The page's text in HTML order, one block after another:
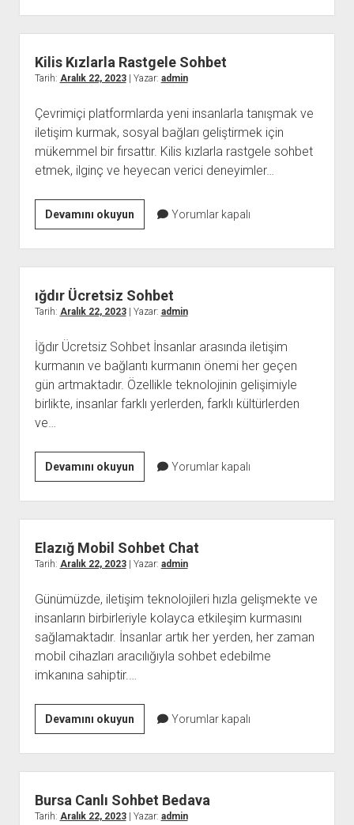
Sohbet
Kilis Kızlarla Rastgele Sohbet
Tarih: Aralık 22, 2023| Yazar: admin
Çevrimiçi platformlarda yeni insanlarla tanışmak ve
iletişim kurmak, sosyal bağları geliştirmek için
mükemmel bir fırsattır. Kilis kızlarla rastgele sohbet
etmek, ilginç ve heyecan verici deneyimler…
Devamını okuyunKilis
Kızlarla
Rastgele
Sohbet
Yorumlar kapalı
ığdır Ücretsiz Sohbet
Tarih: Aralık 22, 2023| Yazar: admin
İğdır Ücretsiz Sohbet İnsanlar arasında iletişim
kurmanın ve bağlantı kurmanın önemi her geçen
gün artmaktadır. Özellikle teknolojinin gelişimiyle
birlikte, insanlar farklı yerlerden, farklı kültürlerden
ve…
Devamını okuyunığdır
Ücretsiz
Sohbet
Yorumlar kapalı
Elazığ Mobil Sohbet Chat
Tarih: Aralık 22, 2023| Yazar: admin
Günümüzde, iletişim teknolojileri hızla gelişmekte ve
insanların birbirleriyle kolayca etkileşim kurmasını
sağlamaktadır. İnsanlar artık her yerden, her zaman
mobil cihazları aracılığıyla sohbet edebilme
imkanına sahiptir.…
Devamını okuyunElazığ
Mobil
Sohbet
Chat
Yorumlar kapalı
Bursa Canlı Sohbet Bedava
Tarih: Aralık 22, 2023| Yazar: admin